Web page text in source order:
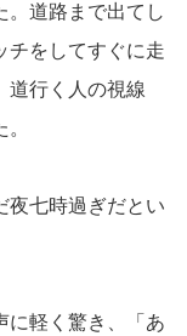
。道路まで出てし
チをしてすぐに走
道行く人の視線
七時過ぎだとい
軽く驚き、「あ